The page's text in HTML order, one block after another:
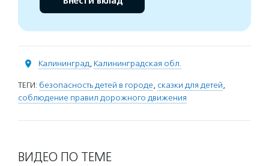
Калининград, Калининградская обл.
ТЕГИ: безопасность детей в городе, сказки для детей,
соблюдение правил дорожного движения
ВИДЕО ПО ТЕМЕ